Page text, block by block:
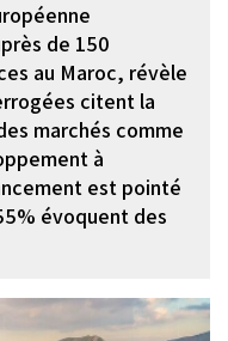
de 150
au Maroc, révèle
citent la
marchés comme
à
est pointé
évoquent des